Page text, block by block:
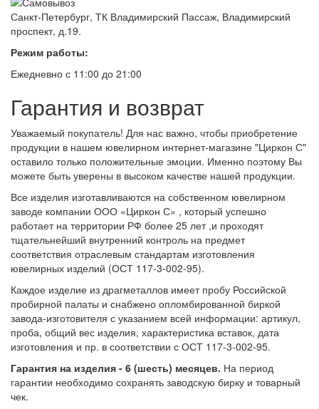
Санкт-Петербург, ТК Владимирский Пассаж, Владимирский
проспект, д.19.
Режим работы:
Ежедневно с 11:00 до 21:00
Гарантия и возврат
Уважаемый покупатель! Для нас важно, чтобы приобретение
продукции в нашем ювелирном интернет-магазине "Циркон С"
оставило только положительные эмоции. Именно поэтому Вы
можете быть уверены в высоком качестве нашей продукции.
Все изделия изготавливаются на собственном ювелирном
заводе компании ООО «Циркон С» , который успешно
работает на территории РФ более 25 лет ,и проходят
тщательнейший внутренний контроль на предмет
соответствия отраслевым стандартам изготовления
ювелирных изделий (ОСТ 117-3-002-95).
Каждое изделие из драгметаллов имеет пробу Российской
пробирной палаты и снабжено опломбированной биркой
завода-изготовителя с указанием всей информации: артикул,
проба, общий вес изделия, характеристика вставок, дата
изготовления и пр. в соответствии с ОСТ 117-3-002-95.
Гарантия на изделия - 6 (шесть) месяцев. На период
гарантии необходимо сохранять заводскую бирку и товарный
чек.